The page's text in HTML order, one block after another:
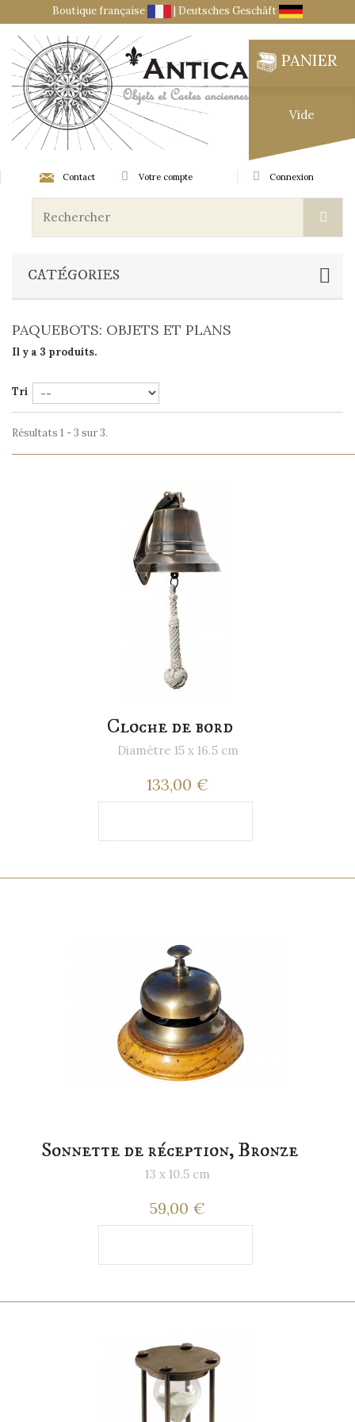
Boutique française | Deutsches Geschäft
PANIER
Vide
Connexion
Votre compte
Contact
CATÉGORIES
PAQUEBOTS: OBJETS ET PLANS
Il y a 3 produits.
Tri
Résultats 1 - 3 sur 3.
Cloche de bord
Diamètre 15 x 16.5 cm
133,00 €
Sonnette de réception, Bronze
13 x 10.5 cm
59,00 €